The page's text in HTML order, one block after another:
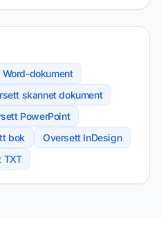
dokument
skannet dokument
PowerPoint
bok
Oversett InDesign
TXT